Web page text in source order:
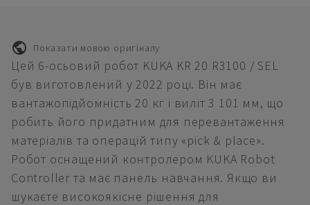
Показати мовою оригіналу
Цей 6-осьовий робот KUKA KR 20 R3100 / SEL
був виготовлений у 2022 році. Він має
вантажопідйомність 20 кг і виліт 3 101 мм, що
робить його придатним для перевантаження
матеріалів та операцій типу «pick & place».
Робот оснащений контролером KUKA Robot
Controller та має панель навчання. Якщо ви
шукаєте високоякісне рішення для